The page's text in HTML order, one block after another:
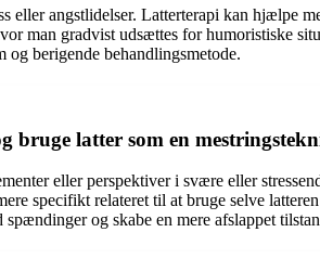
angstlidelser. Latterterapi kan hjælpe
man gradvist udsættes for humoristiske
berigende behandlingsmetode.
bruge latter som en
eller perspektiver i svære eller
specifikt relateret til at bruge selve
og skabe en mere afslappet